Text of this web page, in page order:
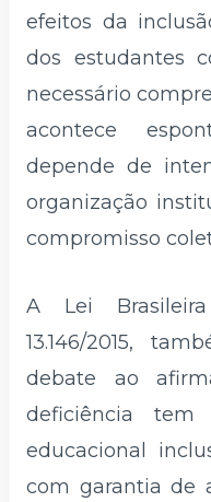
efeitos da
dos estudantes
necessário
acontece
depende de
organização
compromisso
A Lei
13.146/2015,
debate ao
deficiência
educacional
com garantia de